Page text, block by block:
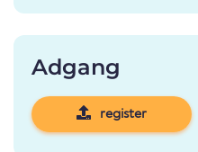
Adgang
register